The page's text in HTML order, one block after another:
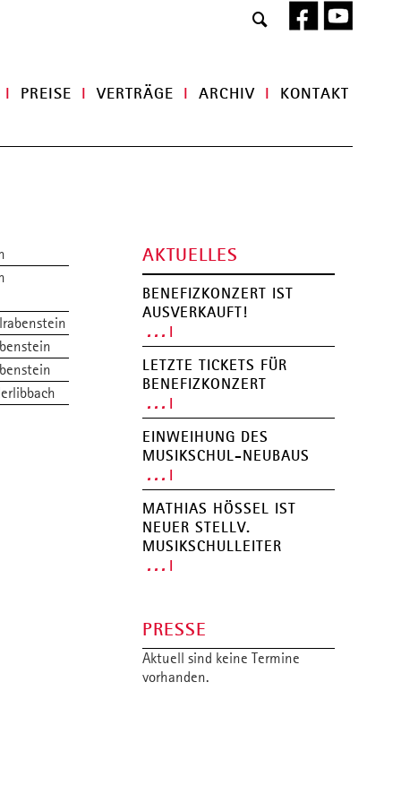
Rhythmusinstrumente
Orchester, Bands, Ensembles
Musizieren 50+
Betreuung
UNTERRICHTSORTE
I PREISE I VERTRÄGE I ARCHIV I KONTAKT
AKTUELLES
BENEFIZKONZERT IST
AUSVERKAUFT!
. . .
LETZTE TICKETS FÜR
BENEFIZKONZERT
. . .
EINWEIHUNG DES
MUSIKSCHUL-NEUBAUS
. . .
MATHIAS HÖSSEL IST N
EUER STELLV. M
USIKSCHULLEITER
. . .
PRESSE
Aktuell sind keine Termine
vorhanden.